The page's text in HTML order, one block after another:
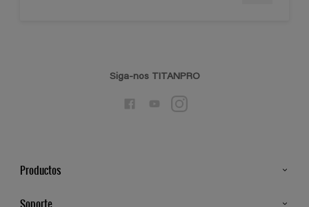
Siga-nos TITANPRO
Productos